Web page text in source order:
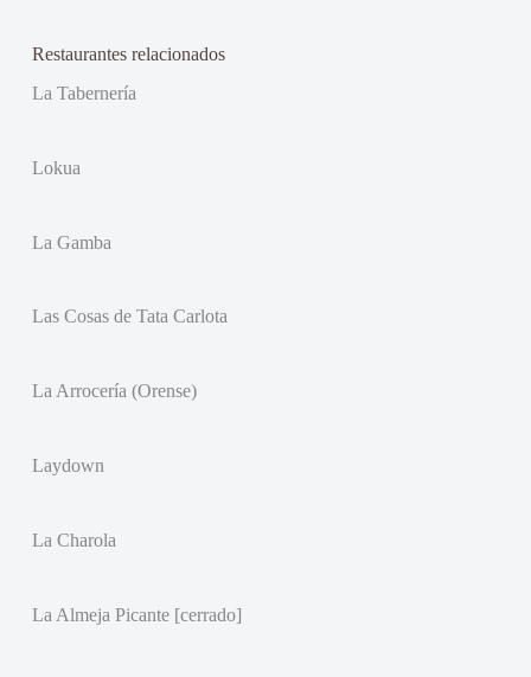
Restaurantes relacionados
La Tabernería
Lokua
La Gamba
Las Cosas de Tata Carlota
La Arrocería (Orense)
Laydown
La Charola
La Almeja Picante [cerrado]